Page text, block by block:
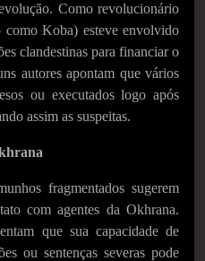
Como revolucionário
Koba) esteve envolvido
clandestinas para financiar o
autores apontam que vários
ou executados logo após
assim as suspeitas.
fragmentados sugerem
com agentes da Okhrana.
que sua capacidade de
ou sentenças severas pode